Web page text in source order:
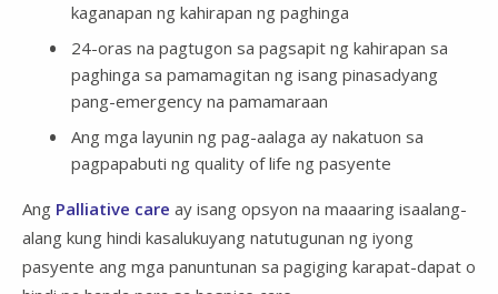
kaganapan ng kahirapan ng paghinga
24-oras na pagtugon sa pagsapit ng kahirapan sa
paghinga sa pamamagitan ng isang pinasadyang
pang-emergency na pamamaraan
Ang mga layunin ng pag-aalaga ay nakatuon sa
pagpapabuti ng quality of life ng pasyente
Ang Palliative care ay isang opsyon na maaaring isaalang-
alang kung hindi kasalukuyang natutugunan ng iyong
pasyente ang mga panuntunan sa pagiging karapat-dapat o